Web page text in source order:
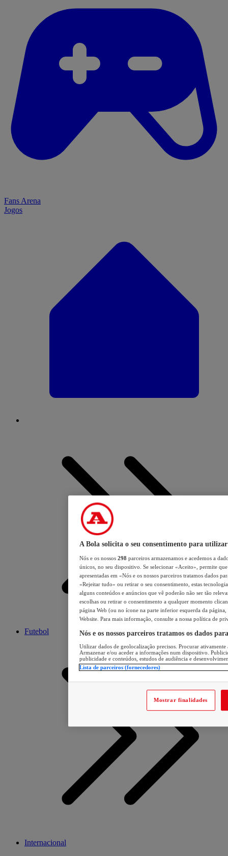
Fans Arena
Jogos
Futebol
Internacional
A Bola solicita o seu consentimento para utilizar
Nós e os nossos 298 parceiros armazenamos e acedemos a
únicos, no seu dispositivo. Se selecionar «Aceito», permite
apresentadas em «Nós e os nossos parceiros tratamos dados
«Rejeitar tudo» ou retirar o seu consentimento, estas
alguns conteúdos e anúncios que vê poderão não ser tão
escolhas ou retirar o consentimento a qualquer momento
página Web (ou no ícone na parte inferior esquerda da página,
Website. Para mais informação, consulte a nossa política de
Nós e os nossos parceiros tratamos os dados
Utilizar dados de geolocalização precisos. Procurar
Armazenar e/ou aceder a informações num dispositivo.
publicidade e conteúdos, estudos de audiência e
Lista de parceiros (fornecedores)
Mostrar finalidades